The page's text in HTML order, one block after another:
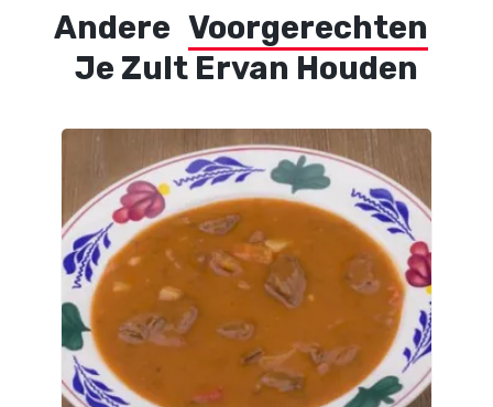
Andere Voorgerechten
Je Zult Ervan Houden